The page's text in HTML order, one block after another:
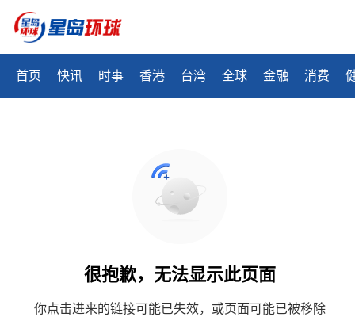
首页 快讯 时事 香港 台湾 全球 金融 消费
很抱歉，无法显示此页面
你点击进来的链接可能已失效，或页面可能已被移除